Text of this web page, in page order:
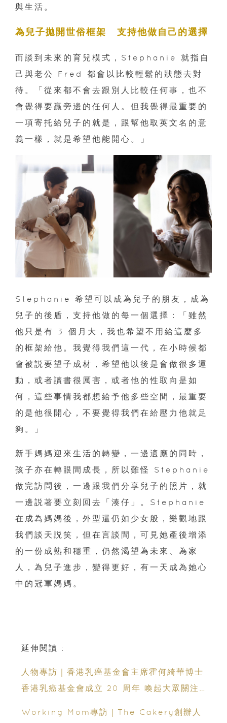
與生活。
為兒子拋開世俗框架 支持他做自己的選擇
而談到未來的育兒模式，Stephanie 就指自
己與老公 Fred 都會以比較輕鬆的狀態去對
待。「從來都不會去跟別人比較任何事，也不
會覺得要贏旁邊的任何人。但我覺得最重要的
一項寄托給兒子的就是，跟幫他取英文名的意
義一樣，就是希望他能開心。」
Stephanie 希望可以成為兒子的朋友，成為
兒子的後盾，支持他做的每一個選擇：「雖然
他只是有 3 個月大，我也希望不用給這麼多
的框架給他。我覺得我們這一代，在小時候都
會被説要望子成材，希望他以後是會做很多運
動，或者讀書很厲害，或者他的性取向是如
何，這些事情我都想給予他多些空間，最重要
的是他很開心，不要覺得我們在給壓力他就足
夠。」
新手媽媽迎來生活的轉變，一邊適應的同時，
孩子亦在轉眼間成長，所以難怪 Stephanie
做完訪問後，一邊跟我們分享兒子的照片，就
一邊説著要立刻回去「湊仔」。Stephanie
在成為媽媽後，外型還仍如少女般，樂觀地跟
我們談天説笑，但在言談間，可見她產後增添
的一份成熟和穩重，仍然渴望為未來、為家
人，為兒子進步，變得更好，有一天成為她心
中的冠軍媽媽。
延伸閱讀 :
人物專訪｜香港乳癌基金會主席霍何綺華博士
香港乳癌基金會成立 20 周年 喚起大眾關注
Working Mom專訪｜The Cakery創辦人